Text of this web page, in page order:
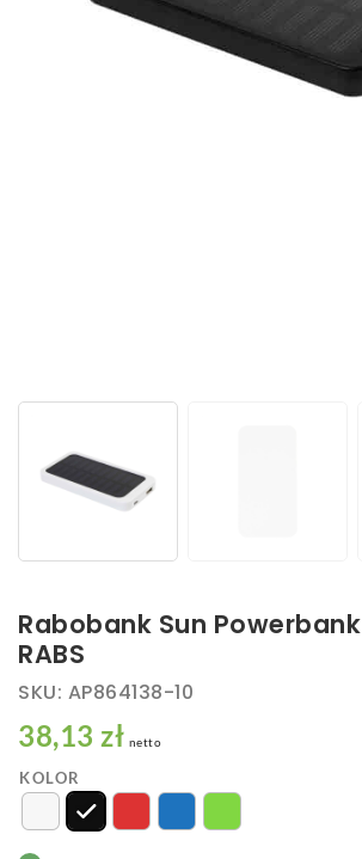
Rabobank Sun Powerbank
RABS
SKU: AP864138-10
38,13 zł netto
KOLOR